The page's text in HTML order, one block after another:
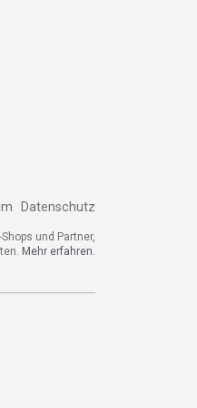
Datenschutz
und Partner,
Mehr erfahren.